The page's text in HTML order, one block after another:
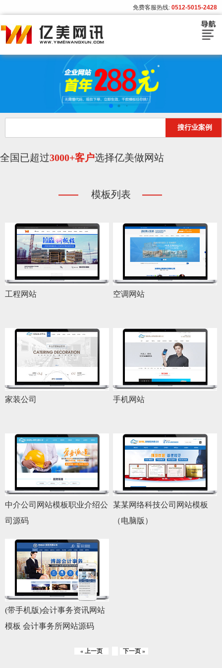
免费客服热线: 0512-5015-2428
模板展示
搜行业案例
全国已超过3000+客户选择亿美做网站
模板列表
工程网站 空调网站
家装公司 手机网站
中介公司网站模板职业介绍公
司源码
某某网络科技公司网站模板
（电脑版）
(带手机版)会计事务资讯网站
模板 会计事务所网站源码
« 上一页 下一页 »